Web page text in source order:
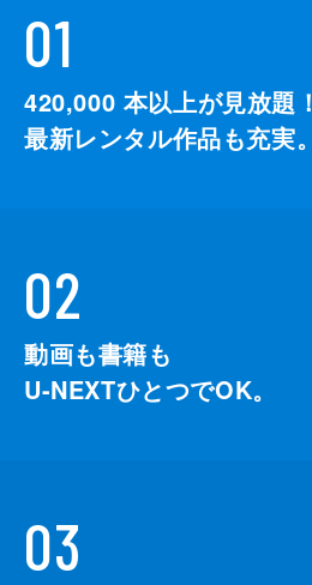
01
420,000 本以上が見放題！
最新レンタル作品も充実。
02
動画も書籍も
U-NEXTひとつでOK。
03